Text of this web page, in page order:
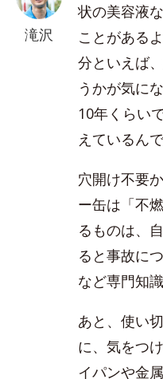
滝沢
状の美容液
ことがある
分といえば
うかが気に
10年くらい
えているんで
穴開け不要
ー缶は「不
るものは、
ると事故に
など専門知
あと、使い
に、気をつ
イパンや金